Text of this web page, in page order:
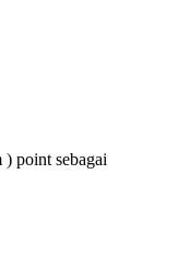
point sebagai